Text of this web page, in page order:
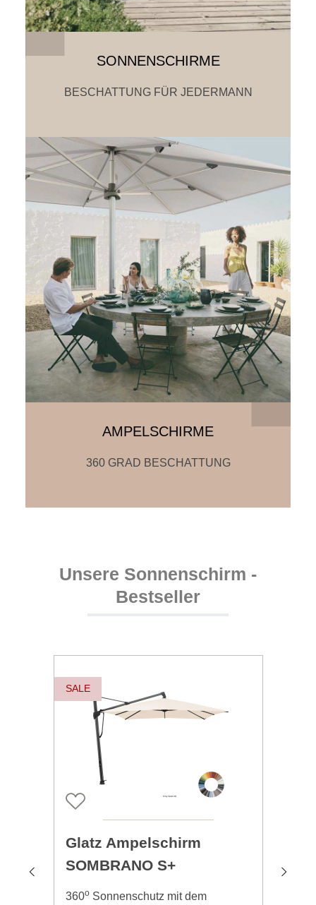
SONNENSCHIRME
BESCHATTUNG FÜR JEDERMANN
AMPELSCHIRME
360 GRAD BESCHATTUNG
Unsere Sonnenschirm -
Bestseller
Produktgalerie überspringen
SALE
Glatz Ampelschirm
SOMBRANO S+
360o Sonnenschutz mit dem